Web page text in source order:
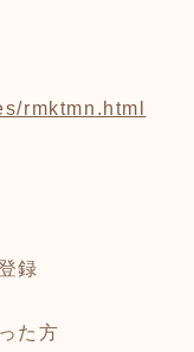
rmktmn.html
録
た方